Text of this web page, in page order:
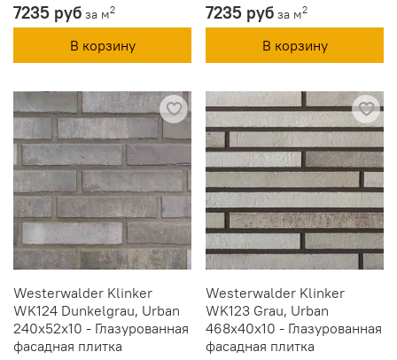
7235 руб за м2
В корзину
7235 руб за м2
В корзину
Westerwalder Klinker
WK124 Dunkelgrau, Urban
240x52x10 - Глазурованная
фасадная плитка
Westerwalder Klinker
WK123 Grau, Urban
468x40x10 - Глазурованная
фасадная плитка